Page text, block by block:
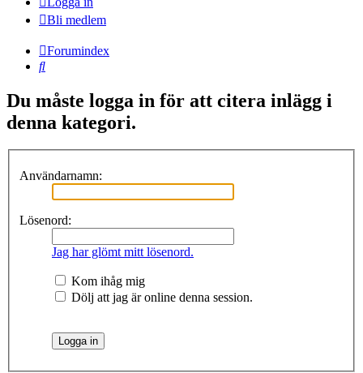
Bli medlem
Forumindex
Sök
Du måste logga in för att citera inlägg i
denna kategori.
Användarnamn:
Lösenord:
Jag har glömt mitt lösenord.
Kom ihåg mig
Dölj att jag är online denna session.